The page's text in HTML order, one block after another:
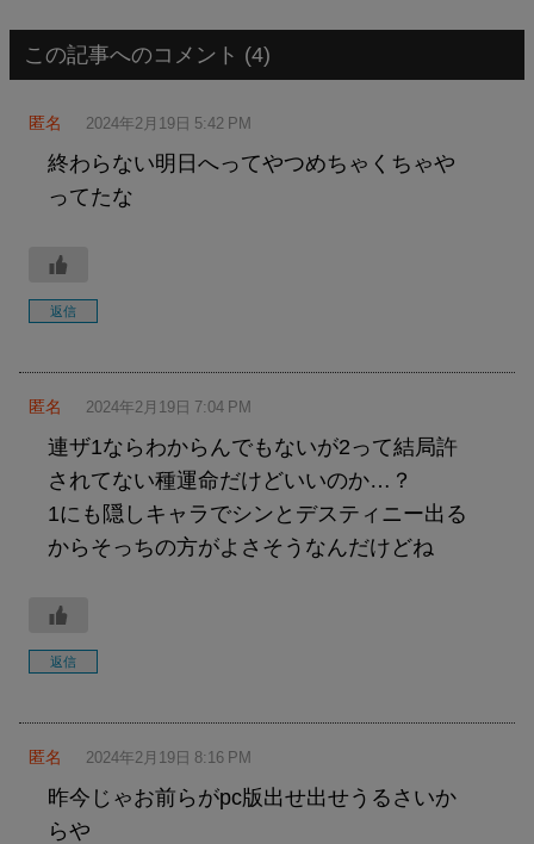
この記事へのコメント (4)
匿名 2024年2月19日 5:42 PM
終わらない明日へってやつめちゃくちゃや
ってたな
返信
匿名 2024年2月19日 7:04 PM
連ザ1ならわからんでもないが2って結局許
されてない種運命だけどいいのか…？
1にも隠しキャラでシンとデスティニー出る
からそっちの方がよさそうなんだけどね
返信
匿名 2024年2月19日 8:16 PM
昨今じゃお前らがpc版出せ出せうるさいか
らや